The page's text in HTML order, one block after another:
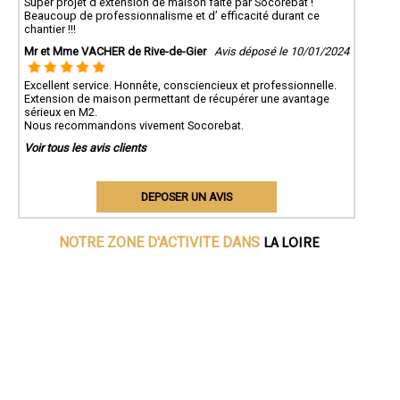
Beaucoup de professionnalisme et d’ efficacité durant ce
chantier !!!
Mr et Mme VACHER de Rive-de-Gier
Avis déposé le 10/01/2024
Excellent service. Honnête, consciencieux et professionnelle.
Extension de maison permettant de récupérer une avantage
sérieux en M2.
Nous recommandons vivement Socorebat.
Voir tous les avis clients
DEPOSER UN AVIS
NOTRE ZONE D'ACTIVITE DANS LA LOIRE